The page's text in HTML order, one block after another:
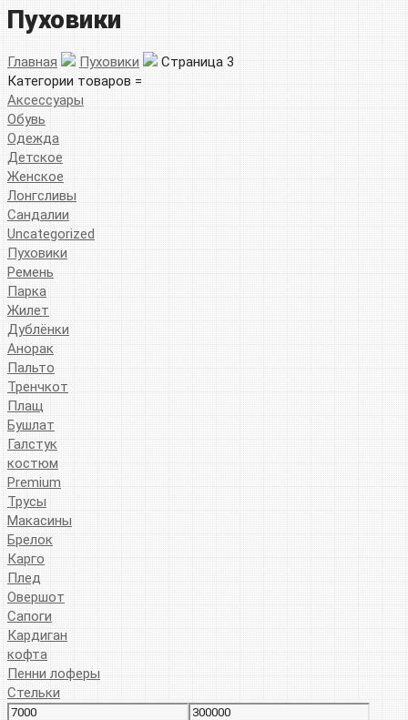
Пуховики
Главная Пуховики
Страница 3
Категории товаров =
Аксессуары
Обувь
Одежда
Детское
Женское
Лонгсливы
Сандалии
Uncategorized
Пуховики
Ремень
Парка
Жилет
Дублёнки
Анорак
Пальто
Тренчкот
Плащ
Бушлат
Галстук
костюм
Premium
Трусы
Макасины
Брелок
Карго
Плед
Овершот
Сапоги
Кардиган
кофта
Пенни лоферы
Стельки